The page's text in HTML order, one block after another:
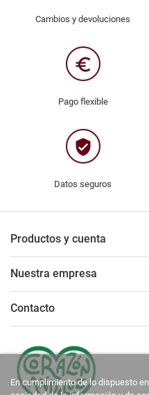
Cambios y devoluciones
euro_symbol
Pago flexible
verified_user
Datos seguros
Productos y cuenta
Nuestra empresa
Contacto
En cumplimiento de lo dispuesto